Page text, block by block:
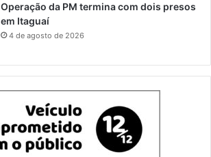
Operação da PM termina com dois presos
em Itaguaí
4 de agosto de 2026